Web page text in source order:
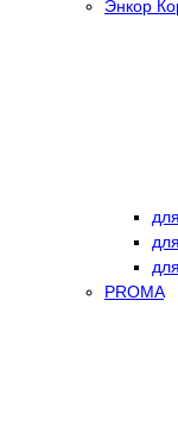
Энкор
PROMA